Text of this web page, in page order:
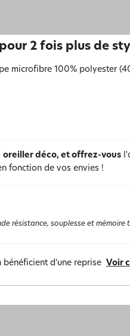
2 fois plus de
microfibre 100% polyester
oreiller déco, et offrez-vous
fonction de vos envies !
résistance, souplesse et
d'une reprise Voir